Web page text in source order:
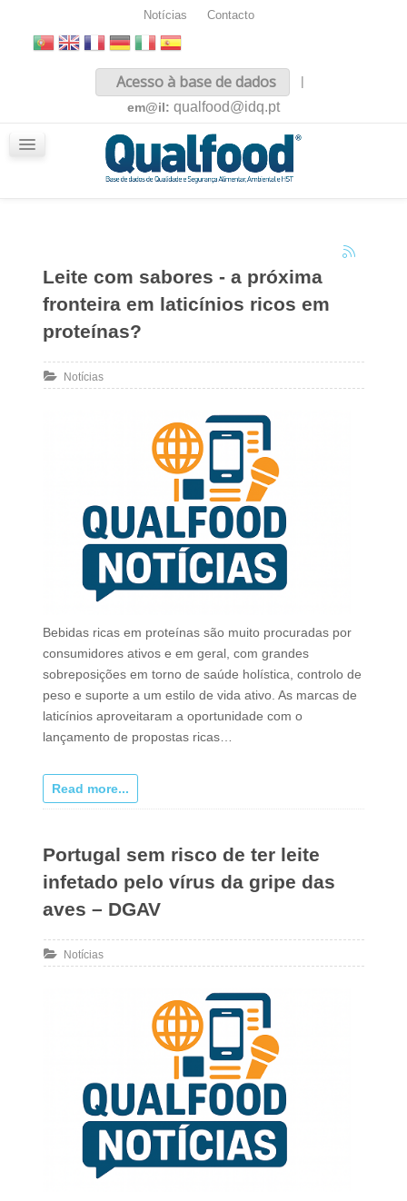
Notícias Contacto
Acesso à base de dados
|
em@il: qualfood@idq.pt
Leite com sabores - a próxima
fronteira em laticínios ricos em
proteínas?
Notícias
Bebidas ricas em proteínas são muito procuradas por
consumidores ativos e em geral, com grandes
sobreposições em torno de saúde holística, controlo de
peso e suporte a um estilo de vida ativo. As marcas de
laticínios aproveitaram a oportunidade com o
lançamento de propostas ricas…
Read more...
Portugal sem risco de ter leite
infetado pelo vírus da gripe das
aves – DGAV
Notícias